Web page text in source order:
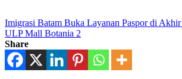
Imigrasi Batam Buka Layanan Paspor di Akhir
ULP Mall Botania 2
Share